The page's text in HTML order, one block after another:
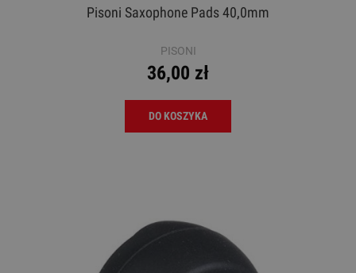
Pisoni Saxophone Pads 40,0mm
PISONI
36,00 zł
DO KOSZYKA